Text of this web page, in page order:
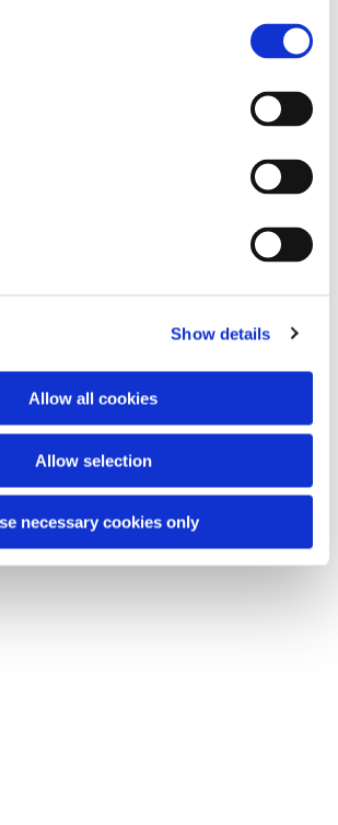
Show details
Allow all cookies
Allow selection
necessary cookies only